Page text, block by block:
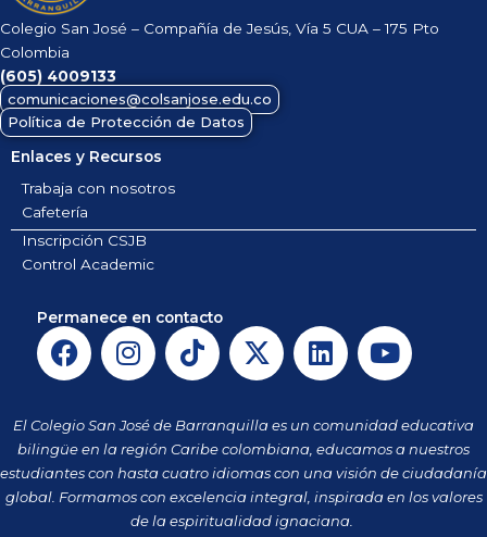
Colegio San José – Compañía de Jesús, Vía 5 CUA – 175 Pto
Colombia
(605) 4009133
comunicaciones@colsanjose.edu.co
Política de Protección de Datos
Enlaces y Recursos
Trabaja con nosotros
Cafetería
Inscripción CSJB
Control Academic
Permanece en contacto
F
a
e
b
o
o
I
n
t
a
g
r
a
T
i
t
o
k
X
-
w
i
t
t
e
L
i
k
e
d
i
n
Y
o
t
u
b
e
El Colegio San José de Barranquilla es un comunidad educativa
bilingüe en la región Caribe colombiana, educamos a nuestros
estudiantes con hasta cuatro idiomas con una visión de ciudadanía
global. Formamos con excelencia integral, inspirada en los valores
de la espiritualidad ignaciana.